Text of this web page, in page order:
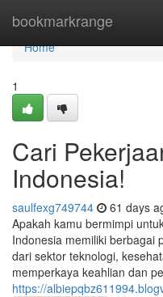
bookmarkrange
Home
Home
1
Cari
Indonesia!
saulfexg749744 61 days
Apakah kamu bermimpi
Indonesia memiliki berbagai
dari sektor teknologi,
memperkaya keahlian dan
https://